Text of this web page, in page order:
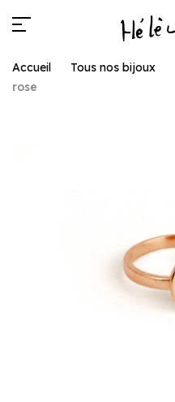
Accueil Tous nos bijoux
rose